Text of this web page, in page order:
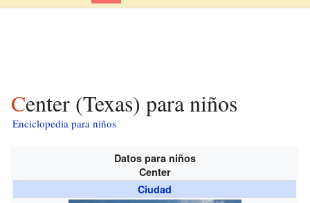
Center (Texas) para niños
Enciclopedia para niños
Datos para niños
Center
Ciudad